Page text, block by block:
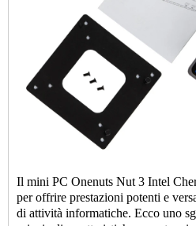
Il mini PC Onenuts Nut 3 Intel
per offrire prestazioni potenti e
di attività informatiche. Ecco uno